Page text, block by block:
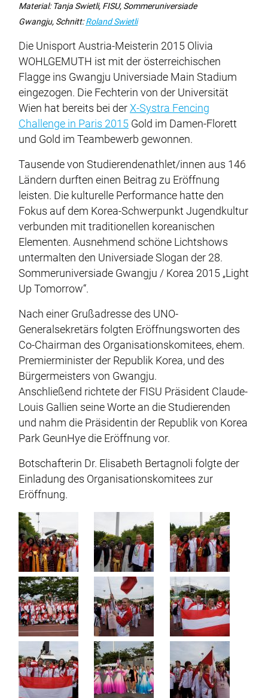
Material: Tanja Swietli, FISU, Sommeruniversiade
Gwangju, Schnitt:Roland Swietli
Die Unisport Austria-Meisterin 2015 Olivia
WOHLGEMUTH ist mit der österreichischen
Flagge ins Gwangju Universiade Main Stadium
eingezogen. Die Fechterin von der Universität
Wien hat bereits bei der X-Systra Fencing
Challenge in Paris 2015 Gold im Damen-Florett
und Gold im Teambewerb gewonnen.
Tausende von Studierendenathlet/innen aus 146
Ländern durften einen Beitrag zu Eröffnung
leisten. Die kulturelle Performance hatte den
Fokus auf dem Korea-Schwerpunkt Jugendkultur
verbunden mit traditionellen koreanischen
Elementen. Ausnehmend schöne Lichtshows
untermalten den Universiade Slogan der 28.
Sommeruniversiade Gwangju / Korea 2015 „Light
Up Tomorrow“.
Nach einer Grußadresse des UNO-
Generalsekretärs folgten Eröffnungsworten des
Co-Chairman des Organisationskomitees, ehem.
Premierminister der Republik Korea, und des
Bürgermeisters von Gwangju.
Anschließend richtete der FISU Präsident Claude-
Louis Gallien seine Worte an die Studierenden
und nahm die Präsidentin der Republik von Korea
Park GeunHye die Eröffnung vor.
Botschafterin Dr. Elisabeth Bertagnoli folgte der
Einladung des Organisationskomitees zur
Eröffnung.